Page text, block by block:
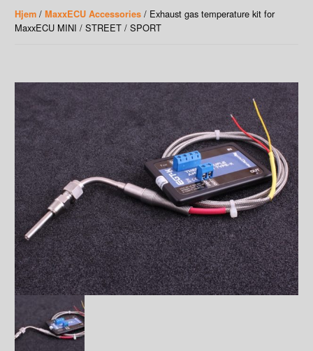
Hjem/ MaxxECU Accessories/ Exhaust gas temperature kit for
MaxxECU MINI / STREET / SPORT